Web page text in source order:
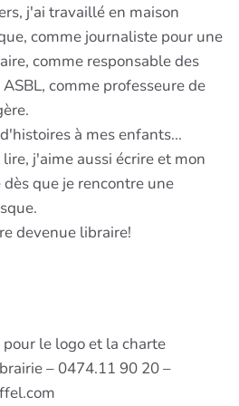
j'ai travaillé en maison
comme journaliste pour une
comme responsable des
comme professeure de
à mes enfants...
j'aime aussi écrire et mon
que je rencontre une
devenue libraire!
le logo et la charte
– 0474.11 90 20 –